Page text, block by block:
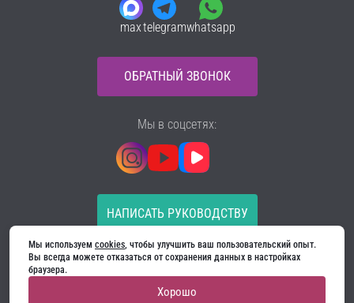
maxtelegramwhatsapp
ОБРАТНЫЙ ЗВОНОК
НАПИСАТЬ РУКОВОДСТВУ
Все материалы на сайте принадлежат компании
ООО «Ягуар-М» — входные и межкомнатные двери
Политика конфиденциальности
Мы в соцсетях:
Мы используем cookies, чтобы улучшить ваш пользовательский опыт.
Вы всегда можете отказаться от сохранения данных в настройках
браузера.
Хорошо